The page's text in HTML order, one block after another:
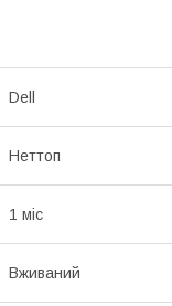
Dell
Неттоп
1 міс
Вживаний